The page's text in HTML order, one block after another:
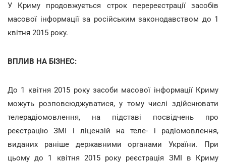
У Криму продовжується строк перереєстрації засобів
масової інформації за російським законодавством до 1
квітня 2015 року.
ВПЛИВ НА БІЗНЕС:
До 1 квітня 2015 року засоби масової інформації Криму
можуть розповсюджуватися, у тому числі здійснювати
телерадіомовлення, на підставі посвідчень про
реєстрацію ЗМІ і ліцензій на теле- і радіомовлення,
виданих раніше державними органами України. При
цьому до 1 квітня 2015 року реєстрація ЗМІ в Криму